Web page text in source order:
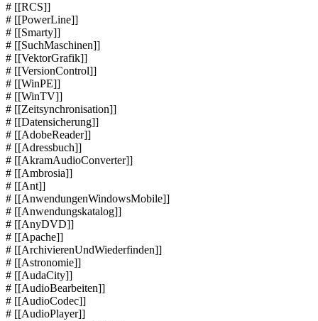
# [[RCS]]
# [[PowerLine]]
# [[Smarty]]
# [[SuchMaschinen]]
# [[VektorGrafik]]
# [[VersionControl]]
# [[WinPE]]
# [[WinTV]]
# [[Zeitsynchronisation]]
# [[Datensicherung]]
# [[AdobeReader]]
# [[Adressbuch]]
# [[AkramAudioConverter]]
# [[Ambrosia]]
# [[Ant]]
# [[AnwendungenWindowsMobile]]
# [[Anwendungskatalog]]
# [[AnyDVD]]
# [[Apache]]
# [[ArchivierenUndWiederfinden]]
# [[Astronomie]]
# [[AudaCity]]
# [[AudioBearbeiten]]
# [[AudioCodec]]
# [[AudioPlayer]]